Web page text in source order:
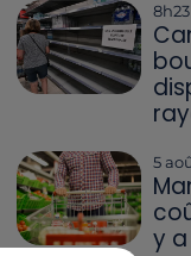
8h23
5
y a